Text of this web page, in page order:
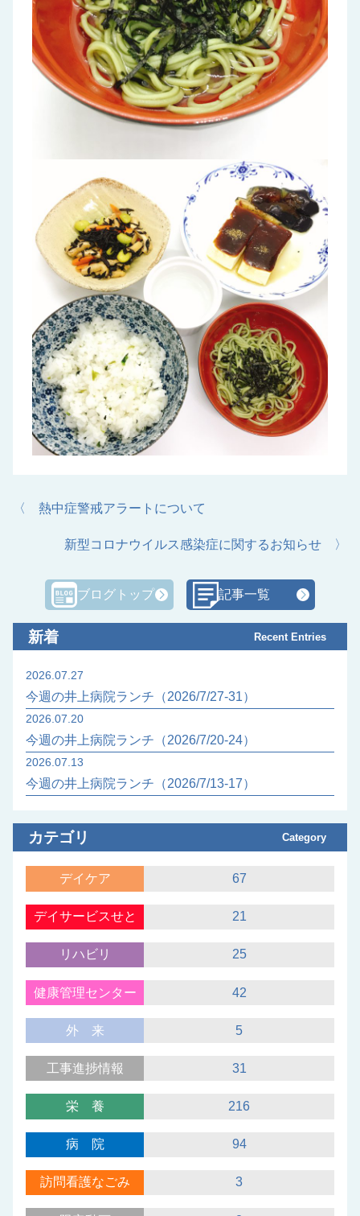
〈 熱中症警戒アラートについて
新型コロナウイルス感染症に関するお知らせ 〉
ブログトップ 記事一覧
新着 Recent Entries
2026.07.27
今週の井上病院ランチ（2026/7/27-31）
2026.07.20
今週の井上病院ランチ（2026/7/20-24）
2026.07.13
今週の井上病院ランチ（2026/7/13-17）
カテゴリ Category
デイケア 67
デイサービスせと 21
リハビリ 25
健康管理センター 42
外来 5
工事進捗情報 31
栄養 216
病院 94
訪問看護なごみ 3